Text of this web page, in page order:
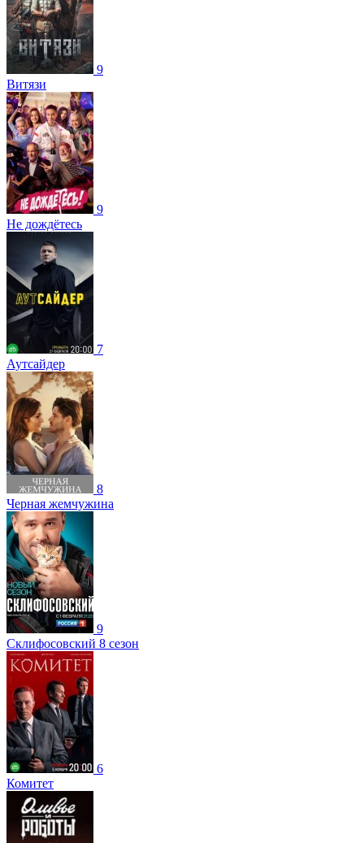
9
Витязи
9
Не дождётесь
7
Аутсайдер
8
Черная жемчужина
9
Склифосовский 8 сезон
6
Комитет